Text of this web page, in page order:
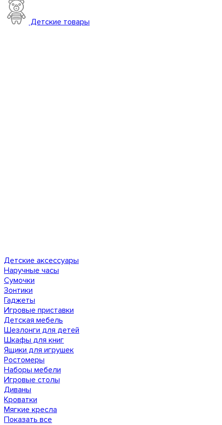
Детские товары
Детские аксессуары
Наручные часы
Сумочки
Зонтики
Гаджеты
Игровые приставки
Детская мебель
Шезлонги для детей
Шкафы для книг
Ящики для игрушек
Ростомеры
Наборы мебели
Игровые столы
Диваны
Кроватки
Мягкие кресла
Показать все